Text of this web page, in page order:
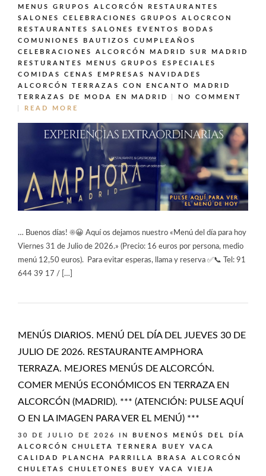
MENUS GRUPOS ALCORCÓN
RESTAURANTES
SALONES CELEBRACIONES GRUPOS ALOCRCON
RESTAURANTES SALONES EVENTOS BODAS
COMUNIONES BAUTIZOS CUMPLEAÑOS
CELEBRACIONES ALCORCÓN MADRID SUR MADRID
RESTURANTES MENUS GRUPOS ESPECIALES
COMIDAS CENAS EMPRESAS NAVIDADES
ALCORCÓN
TERRAZAS CON ENCANTO MADRID
TERRAZAS DE MODA EN MADRID
NO COMMENT
READ MORE
… Buenos días! ☀️😀 Aquí os dejamos nuestro «Menú del día para hoy
Viernes 31 de Julio de 2026.» (Precio: 16 euros por persona, medio
menú 12,50 euros). Para evitar esperas, llama y reserva ✅📞 Tel: 91
644 39 17 / […]
MENÚS DIARIOS. MENÚ DEL DÍA DEL JUEVES 30 DE
JULIO DE 2026. RESTAURANTE AMPHORA
TERRAZA. MEJORES MENÚS DE ALCORCÓN.
COMER MENÚS ECONÓMICOS EN TERRAZA EN
ALCORCÓN (MADRID). *** (ATENCIÓN: PULSE AQUÍ
O EN LA IMAGEN PARA VER EL MENÚ) ***
30 DE JULIO DE 2026 IN
BUENOS MENÚS DEL DÍA
ALCORCÓN
CHULETA TERNERA BUEY VACA
CALIDAD PLANCHA PARRILLA BRASA ALCORCÓN
CHULETAS CHULETONES BUEY VACA VIEJA